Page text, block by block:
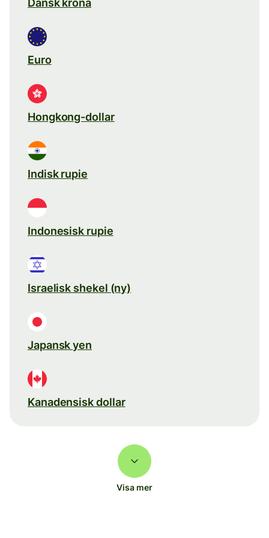
Dansk krona
Euro
Hongkong-dollar
Indisk rupie
Indonesisk rupie
Israelisk shekel (ny)
Japansk yen
Kanadensisk dollar
Visa mer